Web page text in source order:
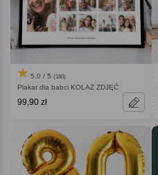
5.0 / 5 (180)
Plakat dla babci KOLAŻ ZDJĘĆ
99,90 zł